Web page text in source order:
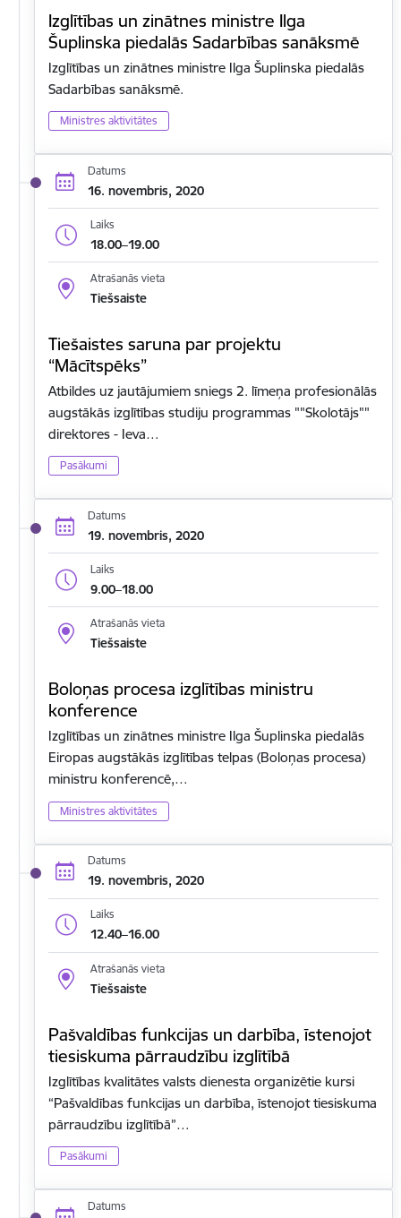
Izglītības un zinātnes ministre Ilga
Šuplinska piedalās Sadarbības sanāksmē
Izglītības un zinātnes ministre Ilga Šuplinska piedalās
Sadarbības sanāksmē.
Ministres aktivitātes
Datums
16. novembris, 2020
Laiks
18.00–19.00
Atrašanās vieta
Tiešsaiste
Tiešaistes saruna par projektu
“Mācītspēks”
Atbildes uz jautājumiem sniegs 2. līmeņa profesionālās
augstākās izglītības studiju programmas ""Skolotājs""
direktores - Ieva…
Pasākumi
Datums
19. novembris, 2020
Laiks
9.00–18.00
Atrašanās vieta
Tiešsaiste
Boloņas procesa izglītības ministru
konference
Izglītības un zinātnes ministre Ilga Šuplinska piedalās
Eiropas augstākās izglītības telpas (Boloņas procesa)
ministru konferencē,…
Ministres aktivitātes
Datums
19. novembris, 2020
Laiks
12.40–16.00
Atrašanās vieta
Tiešsaiste
Pašvaldības funkcijas un darbība, īstenojot
tiesiskuma pārraudzību izglītībā
Izglītības kvalitātes valsts dienesta organizētie kursi
“Pašvaldības funkcijas un darbība, īstenojot tiesiskuma
pārraudzību izglītībā”…
Pasākumi
Datums